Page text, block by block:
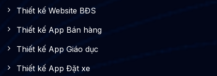
Thiết kế Website BĐS
Thiết kế App Bán hàng
Thiết kế App Giáo dục
Thiết kế App Đặt xe